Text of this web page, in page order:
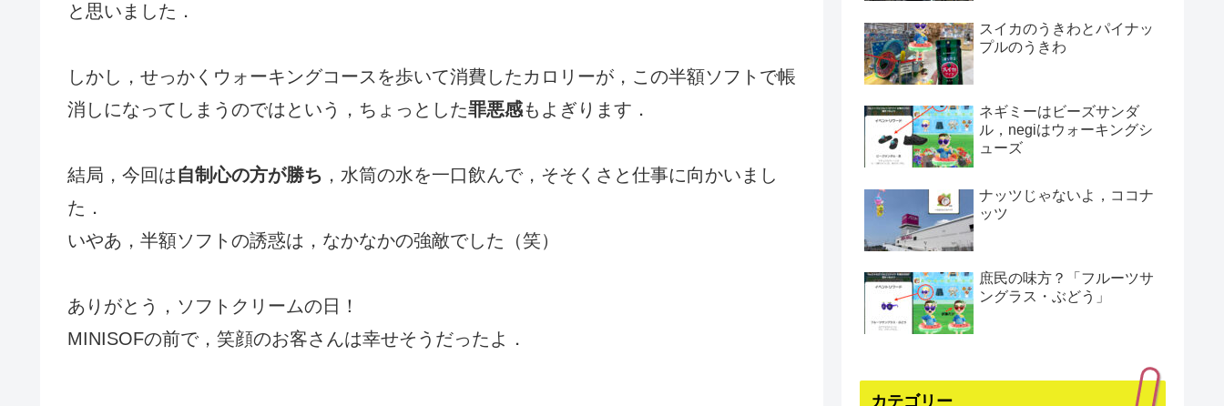
と思いました．
しかし，せっかくウォーキングコースを歩いて消費したカロリーが，この半額ソフトで帳
消しになってしまうのではという，ちょっとした罪悪感もよぎります．
結局，今回は自制心の方が勝ち ，水筒の水を一口飲んで，そそくさと仕事に向かいまし
た．
いやあ，半額ソフトの誘惑は，なかなかの強敵でした（笑）
ありがとう，ソフトクリームの日！
MINISOFの前で，笑顔のお客さんは幸せそうだったよ．
スイカのうきわとパイナッ
プルのうきわ
ネギミーはビーズサンダ
ル，negiはウォーキングシ
ューズ
ナッツじゃないよ，ココナ
ッツ
庶民の味方？「フルーツサ
ングラス・ぶどう」
カテゴリー